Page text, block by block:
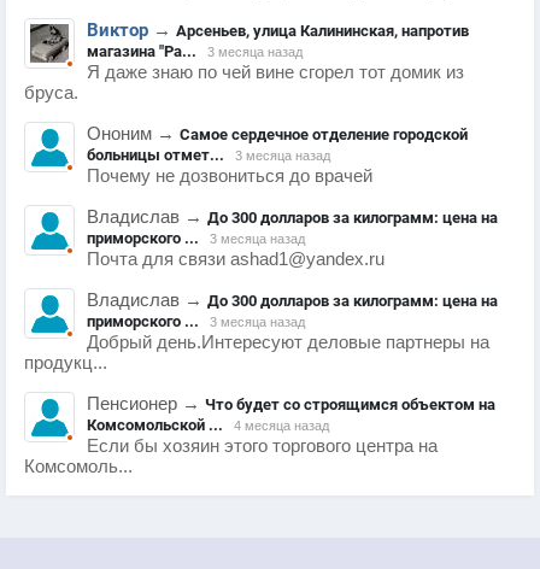
Виктор → Арсеньев, улица Калининская, напротив
магазина "Ра...
3 месяца назад
Я даже знаю по чей вине сгорел тот домик из
бруса.
Ононим → Самое сердечное отделение городской
больницы отмет...
3 месяца назад
Почему не дозвониться до врачей
Владислав → До 300 долларов за килограмм: цена на
приморского ...
3 месяца назад
Почта для связи ashad1@yandex.ru
Владислав → До 300 долларов за килограмм: цена на
приморского ...
3 месяца назад
Добрый день.Интересуют деловые партнеры на
продукц...
Пенсионер → Что будет со строящимся объектом на
Комсомольской ...
4 месяца назад
Если бы хозяин этого торгового центра на
Комсомоль...